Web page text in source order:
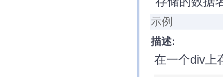
示例
描述:
在一个div上